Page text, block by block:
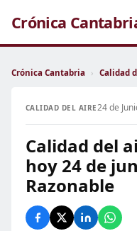
Crónica
Crónica Cantabria › Calidad
CALIDAD DEL AIRE24 de
Calidad del
hoy 24 de
Razonable